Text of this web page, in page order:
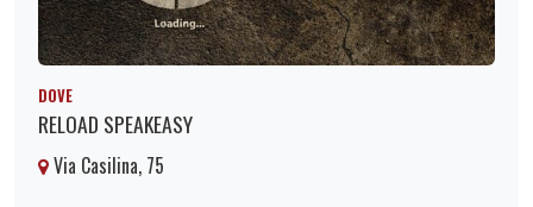
DOVE
RELOAD SPEAKEASY
Via Casilina, 75